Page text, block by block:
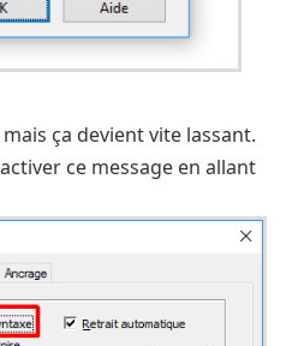
ça devient vite lassant.
ce message en allant